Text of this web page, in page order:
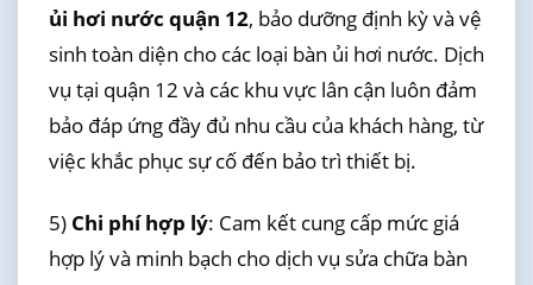
ủi hơi nước quận 12, bảo dưỡng định kỳ và vệ
sinh toàn diện cho các loại bàn ủi hơi nước. Dịch
vụ tại quận 12 và các khu vực lân cận luôn đảm
bảo đáp ứng đầy đủ nhu cầu của khách hàng, từ
việc khắc phục sự cố đến bảo trì thiết bị.
5) Chi phí hợp lý: Cam kết cung cấp mức giá
hợp lý và minh bạch cho dịch vụ sửa chữa bàn